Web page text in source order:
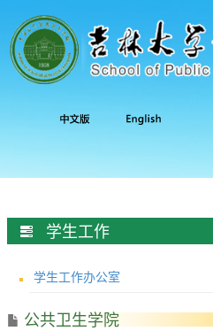
学生工作
学生工作办公室
公共卫生学院